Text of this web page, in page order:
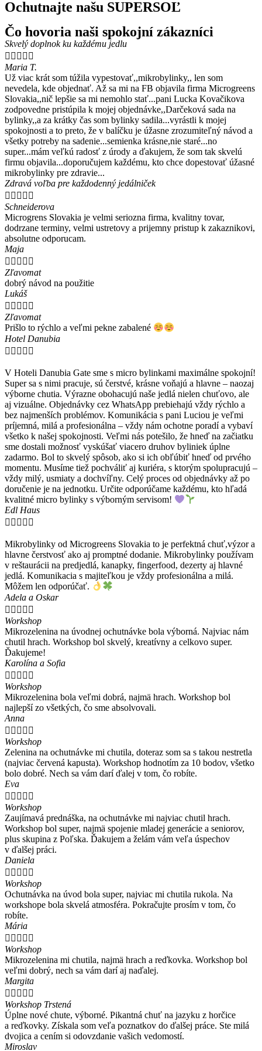
Ochutnajte našu SUPERSOĽ
Čo hovoria naši spokojní zákazníci
Skvelý doplnok ku každému jedlu
    
Maria T.
Už viac krát som túžila vypestovať,,mikrobylinky,, len som
nevedela, kde objednať. Až sa mi na FB objavila firma Microgreens
Slovakia,,nič lepšie sa mi nemohlo stať...pani Lucka Kovačikova
zodpovedne pristúpila k mojej objednávke,,Darčeková sada na
bylinky,,a za krátky čas som bylinky sadila...vyrástli k mojej
spokojnosti a to preto, že v balíčku je úžasne zrozumiteľný návod a
všetky potreby na sadenie...semienka krásne,nie staré...no
super...mám veľkú radosť z úrody a ďakujem, že som tak skvelú
firmu objavila...doporučujem každému, kto chce dopestovať úžasné
mikrobylinky pre zdravie...
Zdravá voľba pre každodenný jedálniček
    
Schneiderova
Microgrens Slovakia je velmi seriozna firma, kvalitny tovar,
dodrzane terminy, velmi ustretovy a prijemny pristup k zakaznikovi,
absolutne odporucam.
Maja
    
Zľavomat
dobrý návod na použitie
Lukáš
    
Zľavomat
Prišlo to rýchlo a veľmi pekne zabalené
Hotel Danubia
    
V Hoteli Danubia Gate sme s micro bylinkami maximálne spokojní!
Super sa s nimi pracuje, sú čerstvé, krásne voňajú a hlavne – naozaj
výborne chutia. Výrazne obohacujú naše jedlá nielen chuťovo, ale
aj vizuálne. Objednávky cez WhatsApp prebiehajú vždy rýchlo a
bez najmenších problémov. Komunikácia s pani Luciou je veľmi
príjemná, milá a profesionálna – vždy nám ochotne poradí a vybaví
všetko k našej spokojnosti. Veľmi nás potešilo, že hneď na začiatku
sme dostali možnosť vyskúšať viacero druhov byliniek úplne
zadarmo. Bol to skvelý spôsob, ako si ich obľúbiť hneď od prvého
momentu. Musíme tiež pochváliť aj kuriéra, s ktorým spolupracujú –
vždy milý, usmiaty a dochvíľny. Celý proces od objednávky až po
doručenie je na jednotku. Určite odporúčame každému, kto hľadá
kvalitné micro bylinky s výborným servisom!
Edl Haus
    
Mikrobylinky od Microgreens Slovakia to je perfektná chuť,výzor a
hlavne čerstvosť ako aj promptné dodanie. Mikrobylinky používam
v reštaurácii na predjedlá, kanapky, fingerfood, dezerty aj hlavné
jedlá. Komunikacia s majiteľkou je vždy profesionálna a milá.
Môžem len odporúčať.
Adela a Oskar
    
Workshop
Mikrozelenina na úvodnej ochutnávke bola výborná. Najviac nám
chutil hrach. Workshop bol skvelý, kreatívny a celkovo super.
Ďakujeme!
Karolína a Sofia
    
Workshop
Mikrozelenina bola veľmi dobrá, najmä hrach. Workshop bol
najlepší zo všetkých, čo sme absolvovali.
Anna
    
Workshop
Zelenina na ochutnávke mi chutila, doteraz som sa s takou nestretla
(najviac červená kapusta). Workshop hodnotím za 10 bodov, všetko
bolo dobré. Nech sa vám darí ďalej v tom, čo robíte.
Eva
    
Workshop
Zaujímavá prednáška, na ochutnávke mi najviac chutil hrach.
Workshop bol super, najmä spojenie mladej generácie a seniorov,
plus skupina z Poľska. Ďakujem a želám vám veľa úspechov
v ďalšej práci.
Daniela
    
Workshop
Ochutnávka na úvod bola super, najviac mi chutila rukola. Na
workshope bola skvelá atmosféra. Pokračujte prosím v tom, čo
robíte.
Mária
    
Workshop
Mikrozelenina mi chutila, najmä hrach a reďkovka. Workshop bol
veľmi dobrý, nech sa vám darí aj naďalej.
Margita
    
Workshop Trstená
Úplne nové chute, výborné. Pikantná chuť na jazyku z horčice
a reďkovky. Získala som veľa poznatkov do ďalšej práce. Ste milá
dvojica a cením si odovzdanie vašich vedomostí.
Miroslav